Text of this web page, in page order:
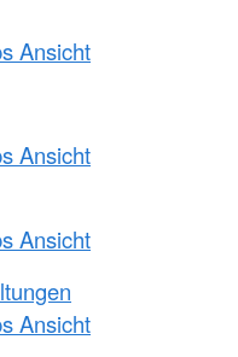
Ansicht
Ansicht
Ansicht
Ansicht